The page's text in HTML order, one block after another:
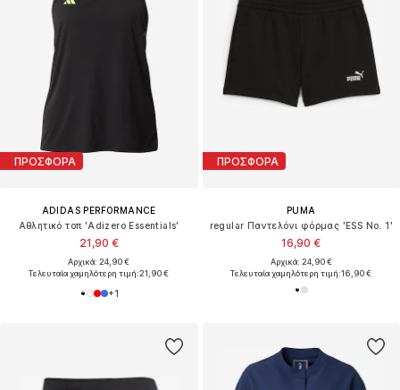
ΠΡΟΣΦΟΡΑ
ADIDAS PERFORMANCE
Αθλητικό τοπ 'Adizero Essentials'
21,90 €
Αρχικά: 24,90 €
Τελευταία χαμηλότερη τιμή:21,90 €
+1
ΠΡΟΣΦΟΡΑ
PUMA
regular Παντελόνι φόρμας 'ESS No. 1'
16,90 €
Αρχικά: 24,90 €
Τελευταία χαμηλότερη τιμή:16,90 €